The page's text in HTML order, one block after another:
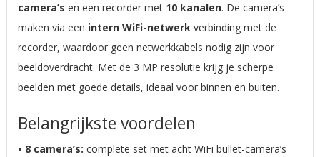
camera’s en een recorder met 10 kanalen. De camera’s
maken via een intern WiFi-netwerkverbinding met de
recorder, waardoor geen netwerkkabels nodig zijn voor
beeldoverdracht. Met de 3 MP resolutie krijg je scherpe
beelden met goede details, ideaal voor binnen en buiten.
Belangrijkste voordelen
• 8 camera’s: complete set met acht WiFi bullet-camera’s